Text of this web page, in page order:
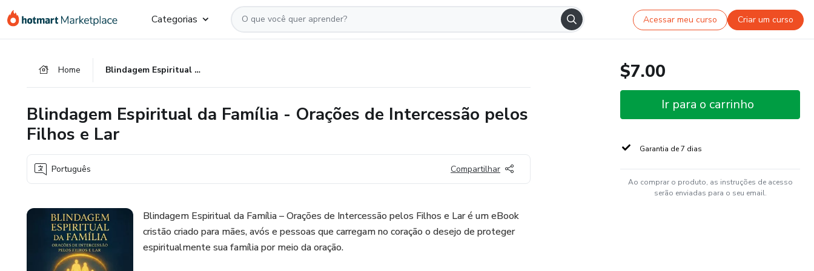
para
para
para
Categorias Acessar meu curso Criar um curso
Home Blindagem Espiritual da Família - Orações de Intercessão pelos Filhos e Lar
Blindagem Espiritual da Família - Orações de Intercessão pelos
Filhos e Lar
Português Compartilhar
Blindagem Espiritual da Família – Orações de Intercessão pelos Filhos e Lar é um eBook
cristão criado para mães, avós e pessoas que carregam no coração o desejo de proteger
espiritualmente sua família por meio da oração.
$7.00
Ir para o carrinho
Garantia de 7 dias
Ao comprar o produto, as instruções de acesso
serão enviadas para o seu email.